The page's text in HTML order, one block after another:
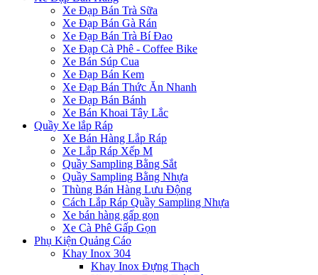
Xe Đạp Bán Trà Sữa
Xe Đạp Bán Gà Rán
Xe Đạp Bán Trà Bí Đao
Xe Đạp Cà Phê - Coffee Bike
Xe Bán Súp Cua
Xe Đạp Bán Kem
Xe Đạp Bán Thức Ăn Nhanh
Xe Đạp Bán Bánh
Xe Bán Khoai Tây Lắc
Quầy Xe lắp Ráp
Xe Bán Hàng Lắp Ráp
Xe Lắp Ráp Xếp M
Quầy Sampling Bằng Sắt
Quầy Sampling Bằng Nhựa
Thùng Bán Hàng Lưu Động
Cách Lắp Ráp Quầy Sampling Nhựa
Xe bán hàng gấp gọn
Xe Cà Phê Gấp Gọn
Phụ Kiện Quảng Cáo
Khay Inox 304
Khay Inox Đựng Thạch